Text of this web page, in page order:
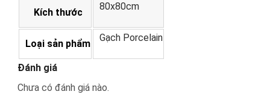
Kích thước
80x80cm
Loại sản phẩm
Gạch Porcelain
Đánh giá
Chưa có đánh giá nào.